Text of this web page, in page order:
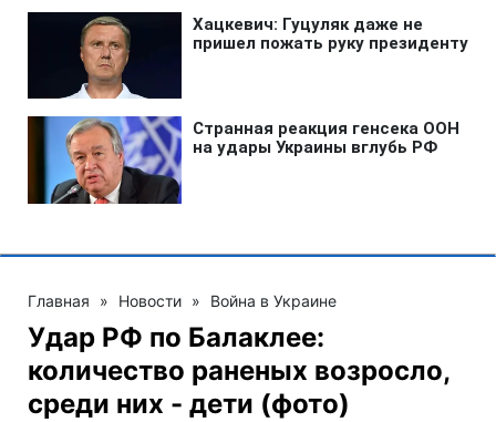
Главная » Новости » Война в Украине
Удар РФ по Балаклее:
количество раненых возросло,
среди них - дети (фото)